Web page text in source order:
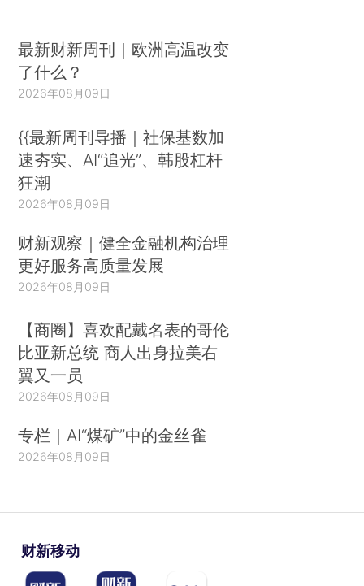
最新财新周刊｜欧洲高温改变
了什么？
2026年08月09日
{{最新周刊导播｜社保基数加
速夯实、AI“追光”、韩股杠杆
狂潮
2026年08月09日
财新观察｜健全金融机构治理
更好服务高质量发展
2026年08月09日
【商圈】喜欢配戴名表的哥伦
比亚新总统 商人出身拉美右
翼又一员
2026年08月09日
专栏｜AI“煤矿”中的金丝雀
2026年08月09日
财新移动